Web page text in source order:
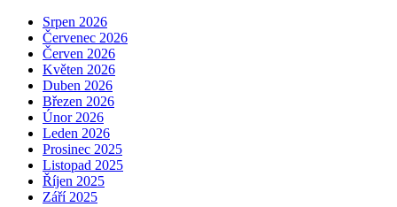
Srpen 2026
Červenec 2026
Červen 2026
Květen 2026
Duben 2026
Březen 2026
Únor 2026
Leden 2026
Prosinec 2025
Listopad 2025
Říjen 2025
Září 2025